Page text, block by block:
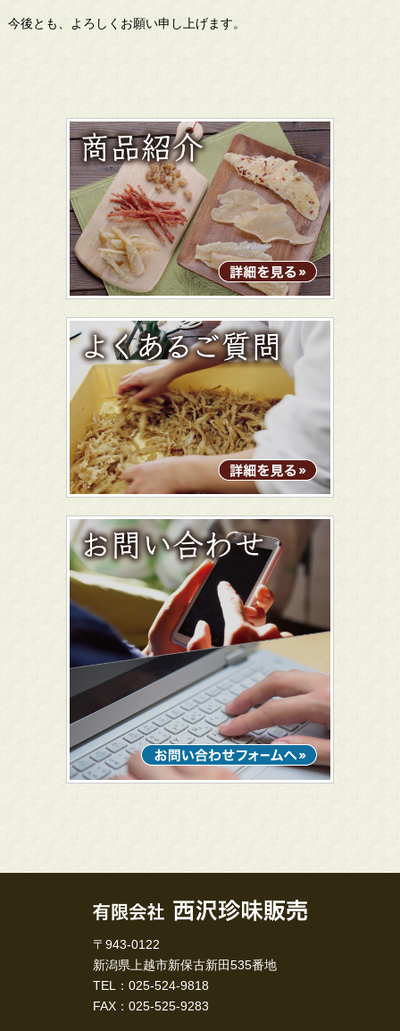
今後とも、よろしくお願い申し上げます。
〒943-0122
新潟県上越市新保古新田535番地
TEL：025-524-9818
FAX：025-525-9283